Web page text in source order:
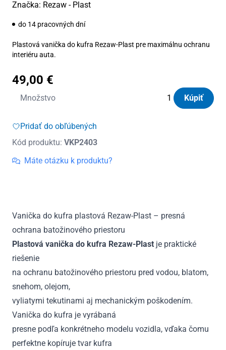
Značka: Rezaw - Plast
do 14 pracovných dní
Plastová vanička do kufra Rezaw-Plast pre maximálnu ochranu
interiéru auta.
49,00 €
Množstvo
množstvo
do
plastová
Volvo
2018
Kúpiť
Pridať do obľúbených
Kód produktu: VKP2403
Máte otázku k produktu?
Vanička do kufra plastová Rezaw-Plast – presná
ochrana batožinového priestoru
Plastová vanička do kufra Rezaw-Plast je praktické
riešenie
na ochranu batožinového priestoru pred vodou, blatom,
snehom, olejom,
vyliatymi tekutinami aj mechanickým poškodením.
Vanička do kufra je vyrábaná
presne podľa konkrétneho modelu vozidla, vďaka čomu
perfektne kopíruje tvar kufra